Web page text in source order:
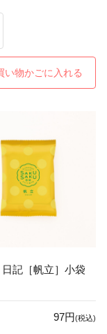
い物かごに入れる
日記［帆立］小袋
97円(税込)